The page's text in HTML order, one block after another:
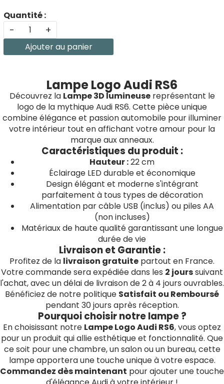
Quantité :
- +
Ajouter au panier
Lampe Logo Audi RS6
Découvrez la Lampe 3D lumineusereprésentant le
logo de la mythique Audi RS6. Cette pièce unique
combine élégance et passion automobile pour illuminer
votre intérieur tout en affichant votre amour pour la
marque aux anneaux.
Caractéristiques du produit :
Hauteur :22 cm
Éclairage LED durable et économique
Design élégant et moderne s'intégrant
parfaitement à tous types de décoration
Alimentation par câble USB (inclus) ou piles AA
(non incluses)
Matériaux de haute qualité garantissant une longue
durée de vie
Livraison et Garantie :
Profitez de la livraison gratuite partout en France.
Votre commande sera expédiée dans les 2 jourssuivant
l'achat, avec un délai de livraison de 2 à 4 jours ouvrables.
Bénéficiez de notre politique Satisfait ou Remboursé
pendant 30 jours après réception.
Pourquoi choisir notre lampe ?
En choisissant notre Lampe Logo Audi RS6, vous optez
pour un produit qui allie esthétique et fonctionnalité. Que
ce soit pour une chambre, un salon ou un bureau, cette
lampe apportera une touche unique à votre espace.
Commandez dès maintenant pour ajouter une touche